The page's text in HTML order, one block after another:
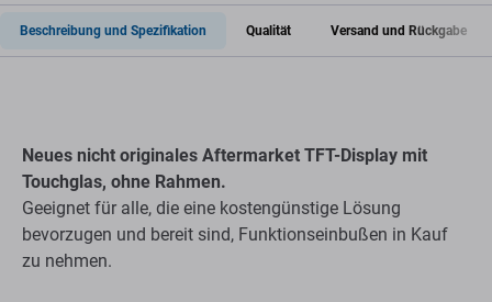
Beschreibung und Spezifikation Qualität Versand und Rückgabe
Neues nicht originales Aftermarket TFT-Display mit
Touchglas, ohne Rahmen.
Geeignet für alle, die eine kostengünstige Lösung
bevorzugen und bereit sind, Funktionseinbußen in Kauf
zu nehmen.